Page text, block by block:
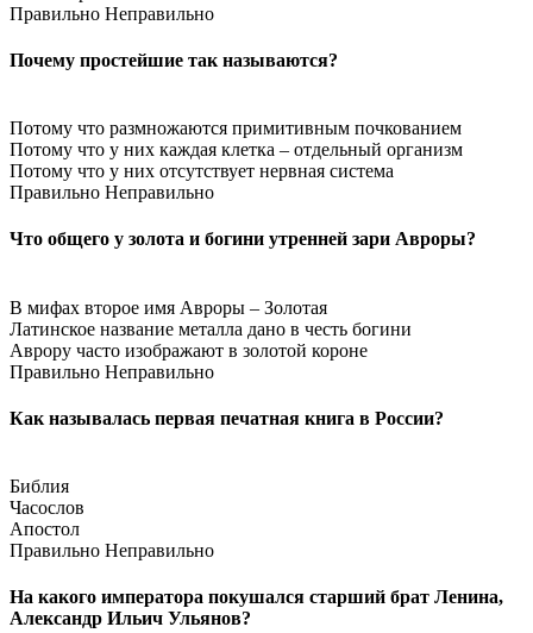
Правильно Неправильно
Почему простейшие так называются?
Потому что размножаются примитивным почкованием
Потому что у них каждая клетка – отдельный организм
Потому что у них отсутствует нервная система
Правильно Неправильно
Что общего у золота и богини утренней зари Авроры?
В мифах второе имя Авроры – Золотая
Латинское название металла дано в честь богини
Аврору часто изображают в золотой короне
Правильно Неправильно
Как называлась первая печатная книга в России?
Библия
Часослов
Апостол
Правильно Неправильно
На какого императора покушался старший брат Ленина,
Александр Ильич Ульянов?